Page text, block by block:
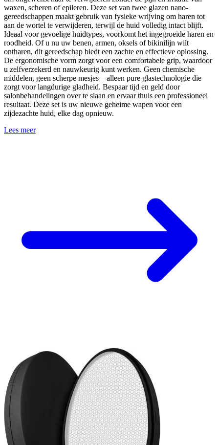
waxen, scheren of epileren. Deze set van twee glazen nano-
gereedschappen maakt gebruik van fysieke wrijving om haren tot
aan de wortel te verwijderen, terwijl de huid volledig intact blijft.
Ideaal voor gevoelige huidtypes, voorkomt het ingegroeide haren en
roodheid. Of u nu uw benen, armen, oksels of bikinilijn wilt
ontharen, dit gereedschap biedt een zachte en effectieve oplossing.
De ergonomische vorm zorgt voor een comfortabele grip, waardoor
u zelfverzekerd en nauwkeurig kunt werken. Geen chemische
middelen, geen scherpe mesjes – alleen pure glastechnologie die
zorgt voor langdurige gladheid. Bespaar tijd en geld door
salonbehandelingen over te slaan en ervaar thuis een professioneel
resultaat. Deze set is uw nieuwe geheime wapen voor een
zijdezachte huid, elke dag opnieuw.
Lees meer